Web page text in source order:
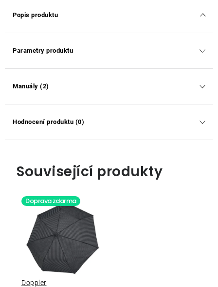
Popis produktu
Parametry produktu
Manuály (2)
Hodnocení produktu (0)
Související produkty
Doprava zdarma
Doppler